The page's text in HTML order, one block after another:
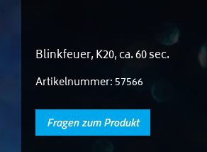
Blinkfeuer, K20, ca. 60 sec.
Artikelnummer: 57566
Fragen zum Produkt